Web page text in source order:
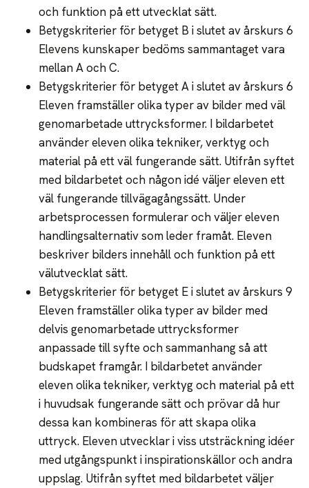
och funktion på ett utvecklat sätt.
Betygskriterier för betyget B i slutet av årskurs 6
Elevens kunskaper bedöms sammantaget vara
mellan A och C.
Betygskriterier för betyget A i slutet av årskurs 6
Eleven framställer olika typer av bilder med väl
genomarbetade uttrycksformer. I bildarbetet
använder eleven olika tekniker, verktyg och
material på ett väl fungerande sätt. Utifrån syftet
med bildarbetet och någon idé väljer eleven ett
väl fungerande tillvägagångssätt. Under
arbetsprocessen formulerar och väljer eleven
handlingsalternativ som leder framåt. Eleven
beskriver bilders innehåll och funktion på ett
välutvecklat sätt.
Betygskriterier för betyget E i slutet av årskurs 9
Eleven framställer olika typer av bilder med
delvis genomarbetade uttrycksformer
anpassade till syfte och sammanhang så att
budskapet framgår. I bildarbetet använder
eleven olika tekniker, verktyg och material på ett
i huvudsak fungerande sätt och prövar då hur
dessa kan kombineras för att skapa olika
uttryck. Eleven utvecklar i viss utsträckning idéer
med utgångspunkt i inspirationskällor och andra
uppslag. Utifrån syftet med bildarbetet väljer